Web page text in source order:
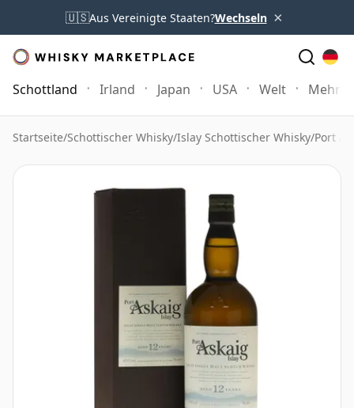
🇺🇸Aus Vereinigte Staaten?Wechseln ×
Schottland Irland Japan USA Welt Mehr
Startseite/Schottischer Whisky/Islay Schottischer Whisky/Port